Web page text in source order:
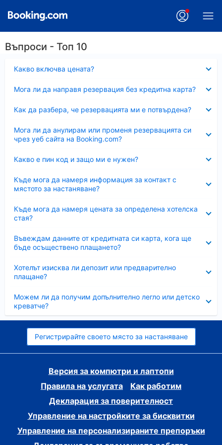
Въпроси - Топ 10
Какво включва цената?
Мога ли да направя резервация без кредитна карта?
Как да разбера, че резервацията ми е потвърдена?
Мога ли да анулирам или променя резервацията си
чрез уеб сайта на Booking.com?
Какво е пин код и защо ми е нужен?
Къде мога да намеря информация за контакт с
мястото за настаняване?
Къде мога да намеря цената за определена хотелска
стая?
Въвеждам данните от кредитната си карта, кога ще
бъде осъществено плащането?
Хотелът изисква ли депозит или предварително
плащане?
Можем ли да получим допълнително легло или детско
креватче?
Регистрирайте своето място за настаняване
Версия за компютри и лаптопи
Правила на услугата
Как работим
Декларация за поверителност
Управление на настройките за бисквитки
Управление на персонализираните препоръки